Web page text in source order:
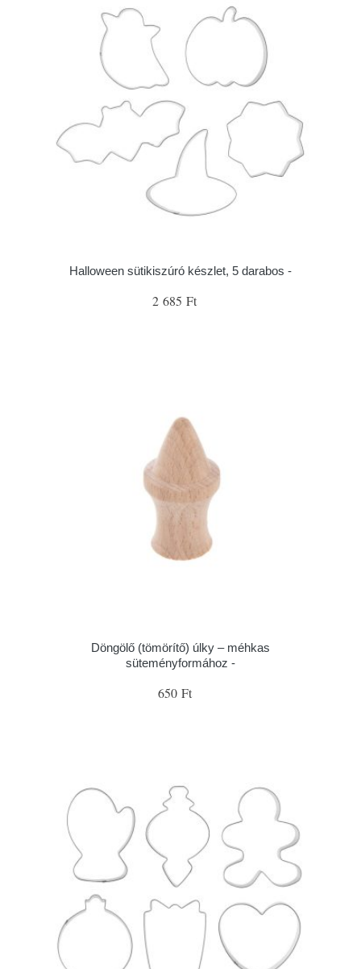
Halloween sütikiszúró készlet, 5 darabos -
2 685 Ft
Döngölő (tömörítő) úlky – méhkas
süteményformához -
650 Ft